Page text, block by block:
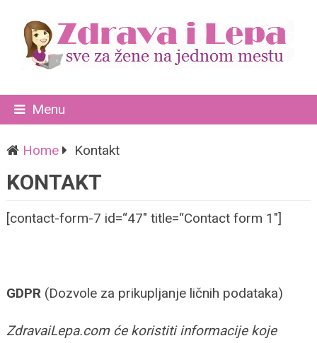
Menu
Home Kontakt
KONTAKT
[contact-form-7 id=“47″ title=“Contact form 1″]
GDPR(Dozvole za prikupljanje ličnih podataka)
ZdravaiLepa.com će koristiti informacije koje